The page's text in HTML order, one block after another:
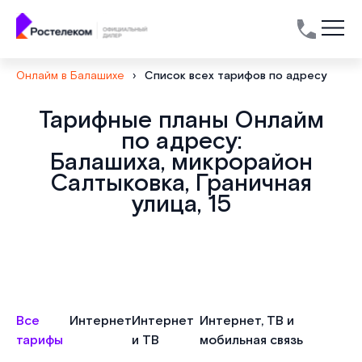
Онлайм в Балашихе › Список всех тарифов по адресу
Тарифные планы Онлайм
по адресу:
Балашиха, микрорайон
Салтыковка, Граничная
улица, 15
Все
тарифы
ИнтернетИнтернет
и ТВ
Интернет, ТВ и
мобильная связь